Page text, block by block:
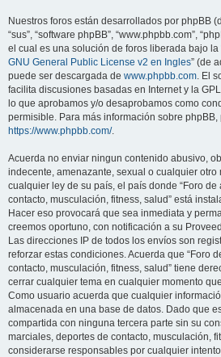
Nuestros foros están desarrollados por phpBB
“sus”, “software phpBB”, “www.phpbb.com”,
el cual es una solución de foros liberada bajo la
GNU General Public License v2 en Ingles” (de
puede ser descargada de www.phpbb.com. El
facilita discusiones basadas en Internet y la
lo que aprobamos y/o desaprobamos como
permisible. Para más información sobre phpBB,
https://www.phpbb.com/.
Acuerda no enviar ningun contenido abusivo,
indecente, amenazante, sexual o cualquier
cualquier ley de su país, el país donde “Foro
contacto, musculación, fitness, salud” está
Hacer eso provocará que sea inmediata y
creemos oportuno, con notificación a su
Las direcciones IP de todos los envíos son
reforzar estas condiciones. Acuerda que “Foro
contacto, musculación, fitness, salud” tiene
cerrar cualquier tema en cualquier momento
Como usuario acuerda que cualquier
almacenada en una base de datos. Dado que
compartida con ninguna tercera parte sin su
marciales, deportes de contacto, musculación,
considerarse responsables por cualquier